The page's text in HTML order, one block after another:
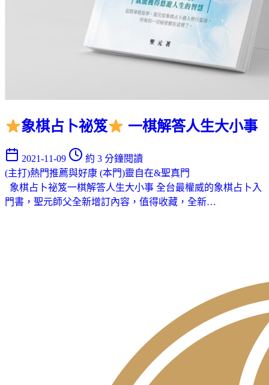
象棋占卜祕笈 一棋解答人生大小事
2021-11-09
約 3 分鐘閱讀
(主打)熱門推薦與好康 (本門)靈自在&聖真門
象棋占卜祕笈一棋解答人生大小事 全台最權威的象棋占卜入
門書，聖元師父全新增訂內容，值得收藏，全新…